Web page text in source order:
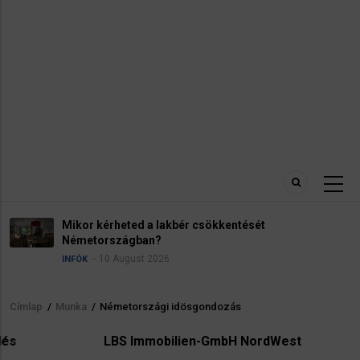
Adózás Németországban.
Morzsa
Címlap / Munka / Németországi idösgondozás
LBS Immobilien-GmbH NordWest